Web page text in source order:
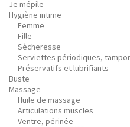
Je mépile
Hygiène intime
Femme
Fille
Sècheresse
Serviettes périodiques,
Préservatifs et lubrifiants
Buste
Massage
Huile de massage
Articulations muscles
Ventre, périnée